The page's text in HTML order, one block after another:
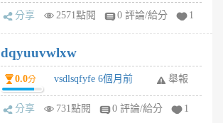
分享 2571點閱 0 評論/給分 1
dqyuuvwlxw
0.0分 vsdlsqfyfe 6個月前 舉報
分享 731點閱 0 評論/給分 1